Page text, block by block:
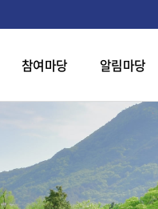
참여마당 알림마당